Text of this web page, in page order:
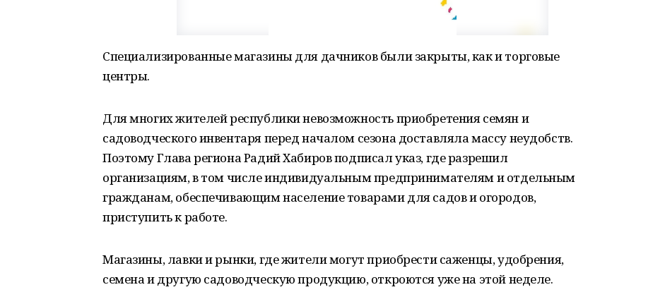
Специализированные магазины для дачников были закрыты, как и торговые
центры.
Для многих жителей республики невозможность приобретения семян и
садоводческого инвентаря перед началом сезона доставляла массу неудобств.
Поэтому Глава региона Радий Xабиров подписал указ, где разрешил
организациям, в том числе индивидуальным предпринимателям и отдельным
гражданам, обеспечивающим население товарами для садов и огородов,
приступить к работе.
Магазины, лавки и рынки, где жители могут приобрести саженцы, удобрения,
семена и другую садоводческую продукцию, откроются уже на этой неделе.